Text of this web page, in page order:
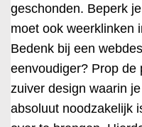
geschonden. Beperk
moet ook weerklinken
Bedenk bij een
eenvoudiger? Prop de
zuiver design waarin
absoluut noodzakelijk